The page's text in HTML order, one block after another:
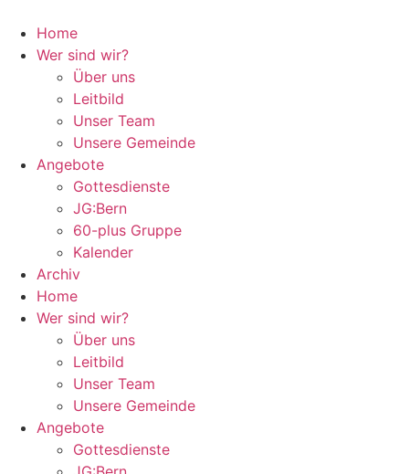
Inhalt
springen
Home
Wer sind wir?
Über uns
Leitbild
Unser Team
Unsere Gemeinde
Angebote
Gottesdienste
JG:Bern
60-plus Gruppe
Kalender
Archiv
Home
Wer sind wir?
Über uns
Leitbild
Unser Team
Unsere Gemeinde
Angebote
Gottesdienste